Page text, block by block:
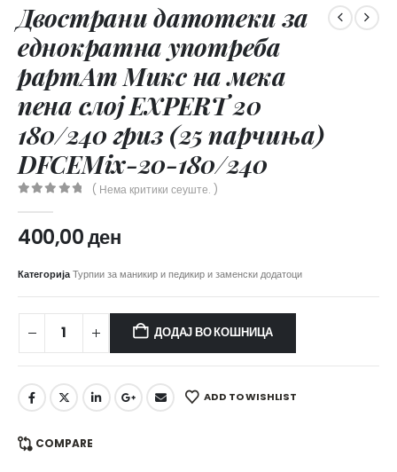
Двострани датотеки за
еднократна употреба
papmAm Микс на мека
пена слој EXPERT 20
180/240 гриз (25 парчиња)
DFCEMix-20-180/240
( Нема критики сеуште. )
400,00ден
КатегоријаТурпии за маникир и педикир и заменски додатоци
ДОДАЈ ВО КОШНИЦА
ADD TO WISHLIST
COMPARE